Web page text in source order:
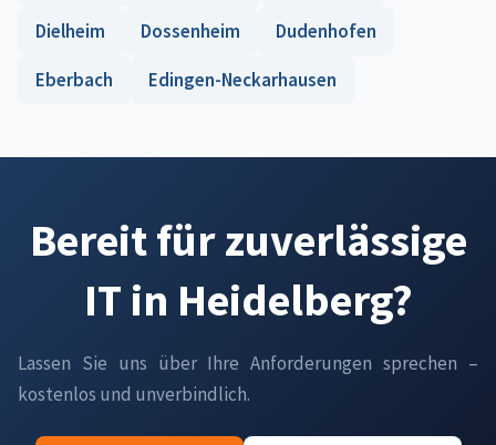
Dielheim
Dossenheim
Dudenhofen
Eberbach
Edingen-Neckarhausen
Bereit für zuverlässige
IT in Heidelberg?
Lassen Sie uns über Ihre Anforderungen sprechen –
kostenlos und unverbindlich.